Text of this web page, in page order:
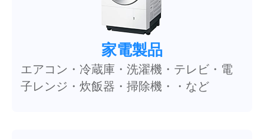
家電製品
エアコン・冷蔵庫・洗濯機・テレビ・電
子レンジ・炊飯器・掃除機・・など